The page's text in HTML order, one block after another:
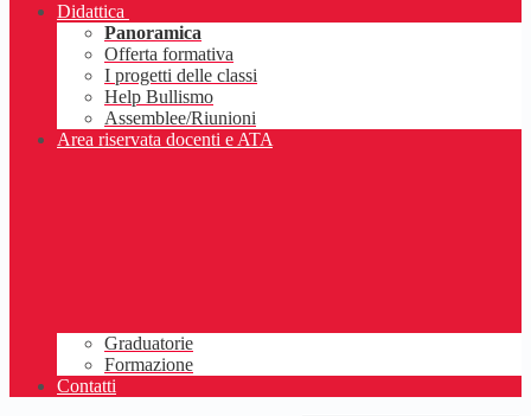
Didattica
Panoramica
Offerta formativa
I progetti delle classi
Help Bullismo
Assemblee/Riunioni
Area riservata docenti e ATA
Graduatorie
Formazione
Contatti